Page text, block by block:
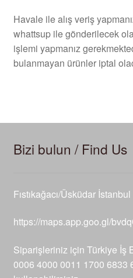
Havale ile alış veriş
whattsup ile gönderilecek
işlemi yapmanız
bulanmayan ürünler iptal
Bizi bulun / Find Us
Fıstıkağacı/Üsküdar İstanbul
https://maps.app.goo.gl/
Siparişleriniz için Türkiye İş
0006 4000 0011 1700 6833